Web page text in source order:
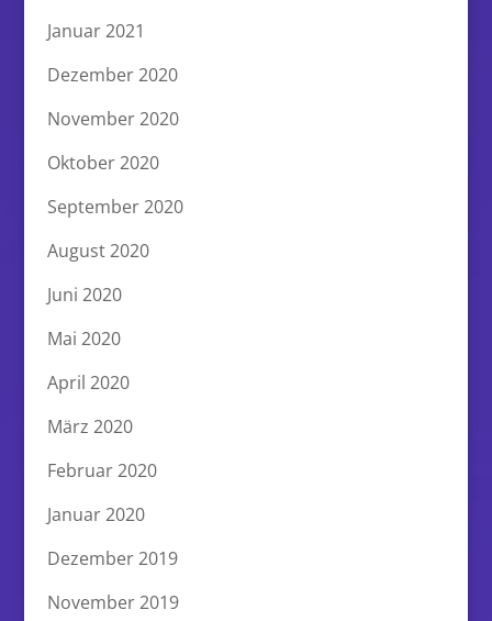
Januar 2021
Dezember 2020
November 2020
Oktober 2020
September 2020
August 2020
Juni 2020
Mai 2020
April 2020
März 2020
Februar 2020
Januar 2020
Dezember 2019
November 2019